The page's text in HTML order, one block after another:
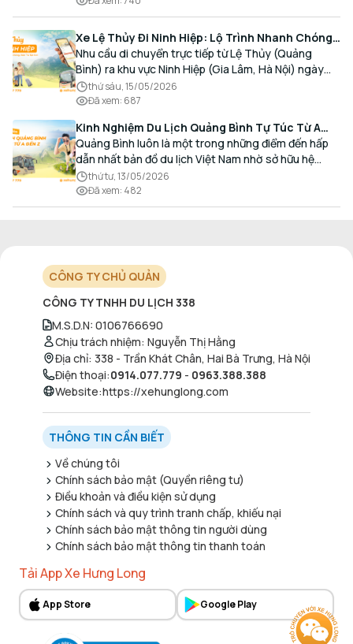
Xe Lệ Thủy Đi Ninh Hiệp: Lộ Trình Nhanh Chóng,
Đón Trả Tận Nơi
Nhu cầu di chuyển trực tiếp từ Lệ Thủy (Quảng
Bình) ra khu vực Ninh Hiệp (Gia Lâm, Hà Nội) ngày
càng gia tăng, đặc biệt đối với các hành khách có
nhu cầu giao thương, kinh doanh và mua sắm.
thứ sáu, 15/05/2026
Đã xem: 687
Kinh Nghiệm Du Lịch Quảng Bình Tự Túc Từ A
Đến Z Chi Tiết Nhất
Quảng Bình luôn là một trong những điểm đến hấp
dẫn nhất bản đồ du lịch Việt Nam nhờ sở hữu hệ
thống hang động kỳ vĩ, những bãi biển hoang sơ và
nét ẩm thực đậm đà bản sắc.
thứ tư, 13/05/2026
Đã xem: 482
CÔNG TY CHỦ QUẢN
CÔNG TY TNHH DU LỊCH 338
M.S.D.N: 0106766690
Chịu trách nhiệm: Nguyễn Thị Hằng
Địa chỉ: 338 - Trần Khát Chân, Hai Bà Trưng, Hà Nội
Điện thoại:0914.077.779 - 0963.388.388
Website:https://xehunglong.com
THÔNG TIN CẦN BIẾT
Về chúng tôi
Chính sách bảo mật (Quyền riêng tư)
Điều khoản và điều kiện sử dụng
Chính sách và quy trình tranh chấp, khiếu nại
Chính sách bảo mật thông tin người dùng
Chính sách bảo mật thông tin thanh toán
Tải App Xe Hưng Long
App Store Google Play